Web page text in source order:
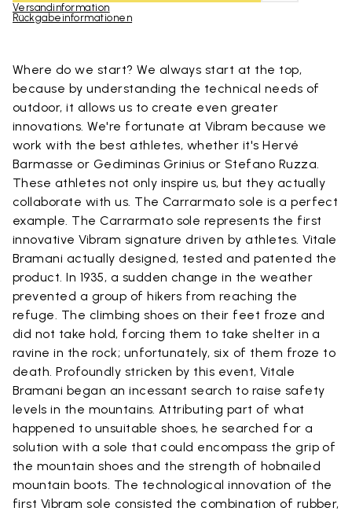
Versandinformation
Rückgabeinformationen
Where do we start? We always start at the top,
because by understanding the technical needs of
outdoor, it allows us to create even greater
innovations. We're fortunate at Vibram because we
work with the best athletes, whether it's Hervé
Barmasse or Gediminas Grinius or Stefano Ruzza.
These athletes not only inspire us, but they actually
collaborate with us. The Carrarmato sole is a perfect
example. The Carrarmato sole represents the first
innovative Vibram signature driven by athletes. Vitale
Bramani actually designed, tested and patented the
product. In 1935, a sudden change in the weather
prevented a group of hikers from reaching the
refuge. The climbing shoes on their feet froze and
did not take hold, forcing them to take shelter in a
ravine in the rock; unfortunately, six of them froze to
death. Profoundly stricken by this event, Vitale
Bramani began an incessant search to raise safety
levels in the mountains. Attributing part of what
happened to unsuitable shoes, he searched for a
solution with a sole that could encompass the grip of
the mountain shoes and the strength of hobnailed
mountain boots. The technological innovation of the
first Vibram sole consisted the combination of rubber,